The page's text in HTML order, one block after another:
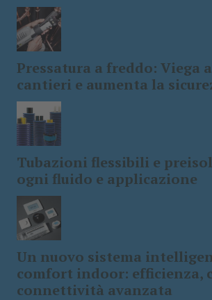
Pressatura a freddo: Viega
cantieri e aumenta la
Tubazioni flessibili e
ogni fluido e applicazione
Un nuovo sistema
comfort indoor: efficienza,
connettività avanzata